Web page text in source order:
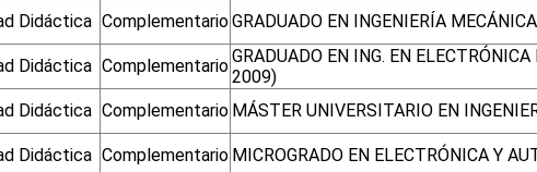
Didáctica ComplementarioGRADUADO EN INGENIERÍA
Didáctica ComplementarioGRADUADO EN ING. EN
2009)
Didáctica Complementario MÁSTER UNIVERSITARIO EN
Didáctica Complementario MICROGRADO EN ELECTRÓNICA Y